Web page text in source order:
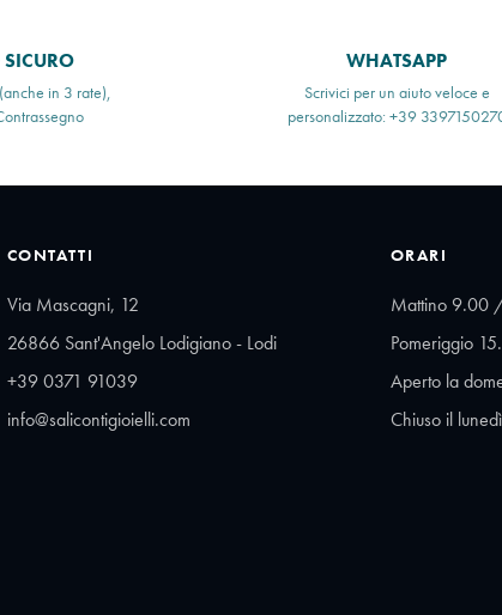
in 3 rate),
WHATSAPP
Scrivici per un aiuto veloce e
personalizzato: +39
CONTATTI
Via Mascagni, 12
26866 Sant'Angelo Lodigiano - Lodi
+39 0371 91039
info@salicontigioielli.com
ORARI
Mattino 9.00
Pomeriggio
Aperto la
Chiuso il lunedì